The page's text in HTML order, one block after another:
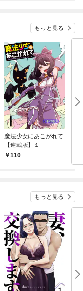
もっと見る
魔法少女にあこがれて
【連載版】１
110
もっと見る